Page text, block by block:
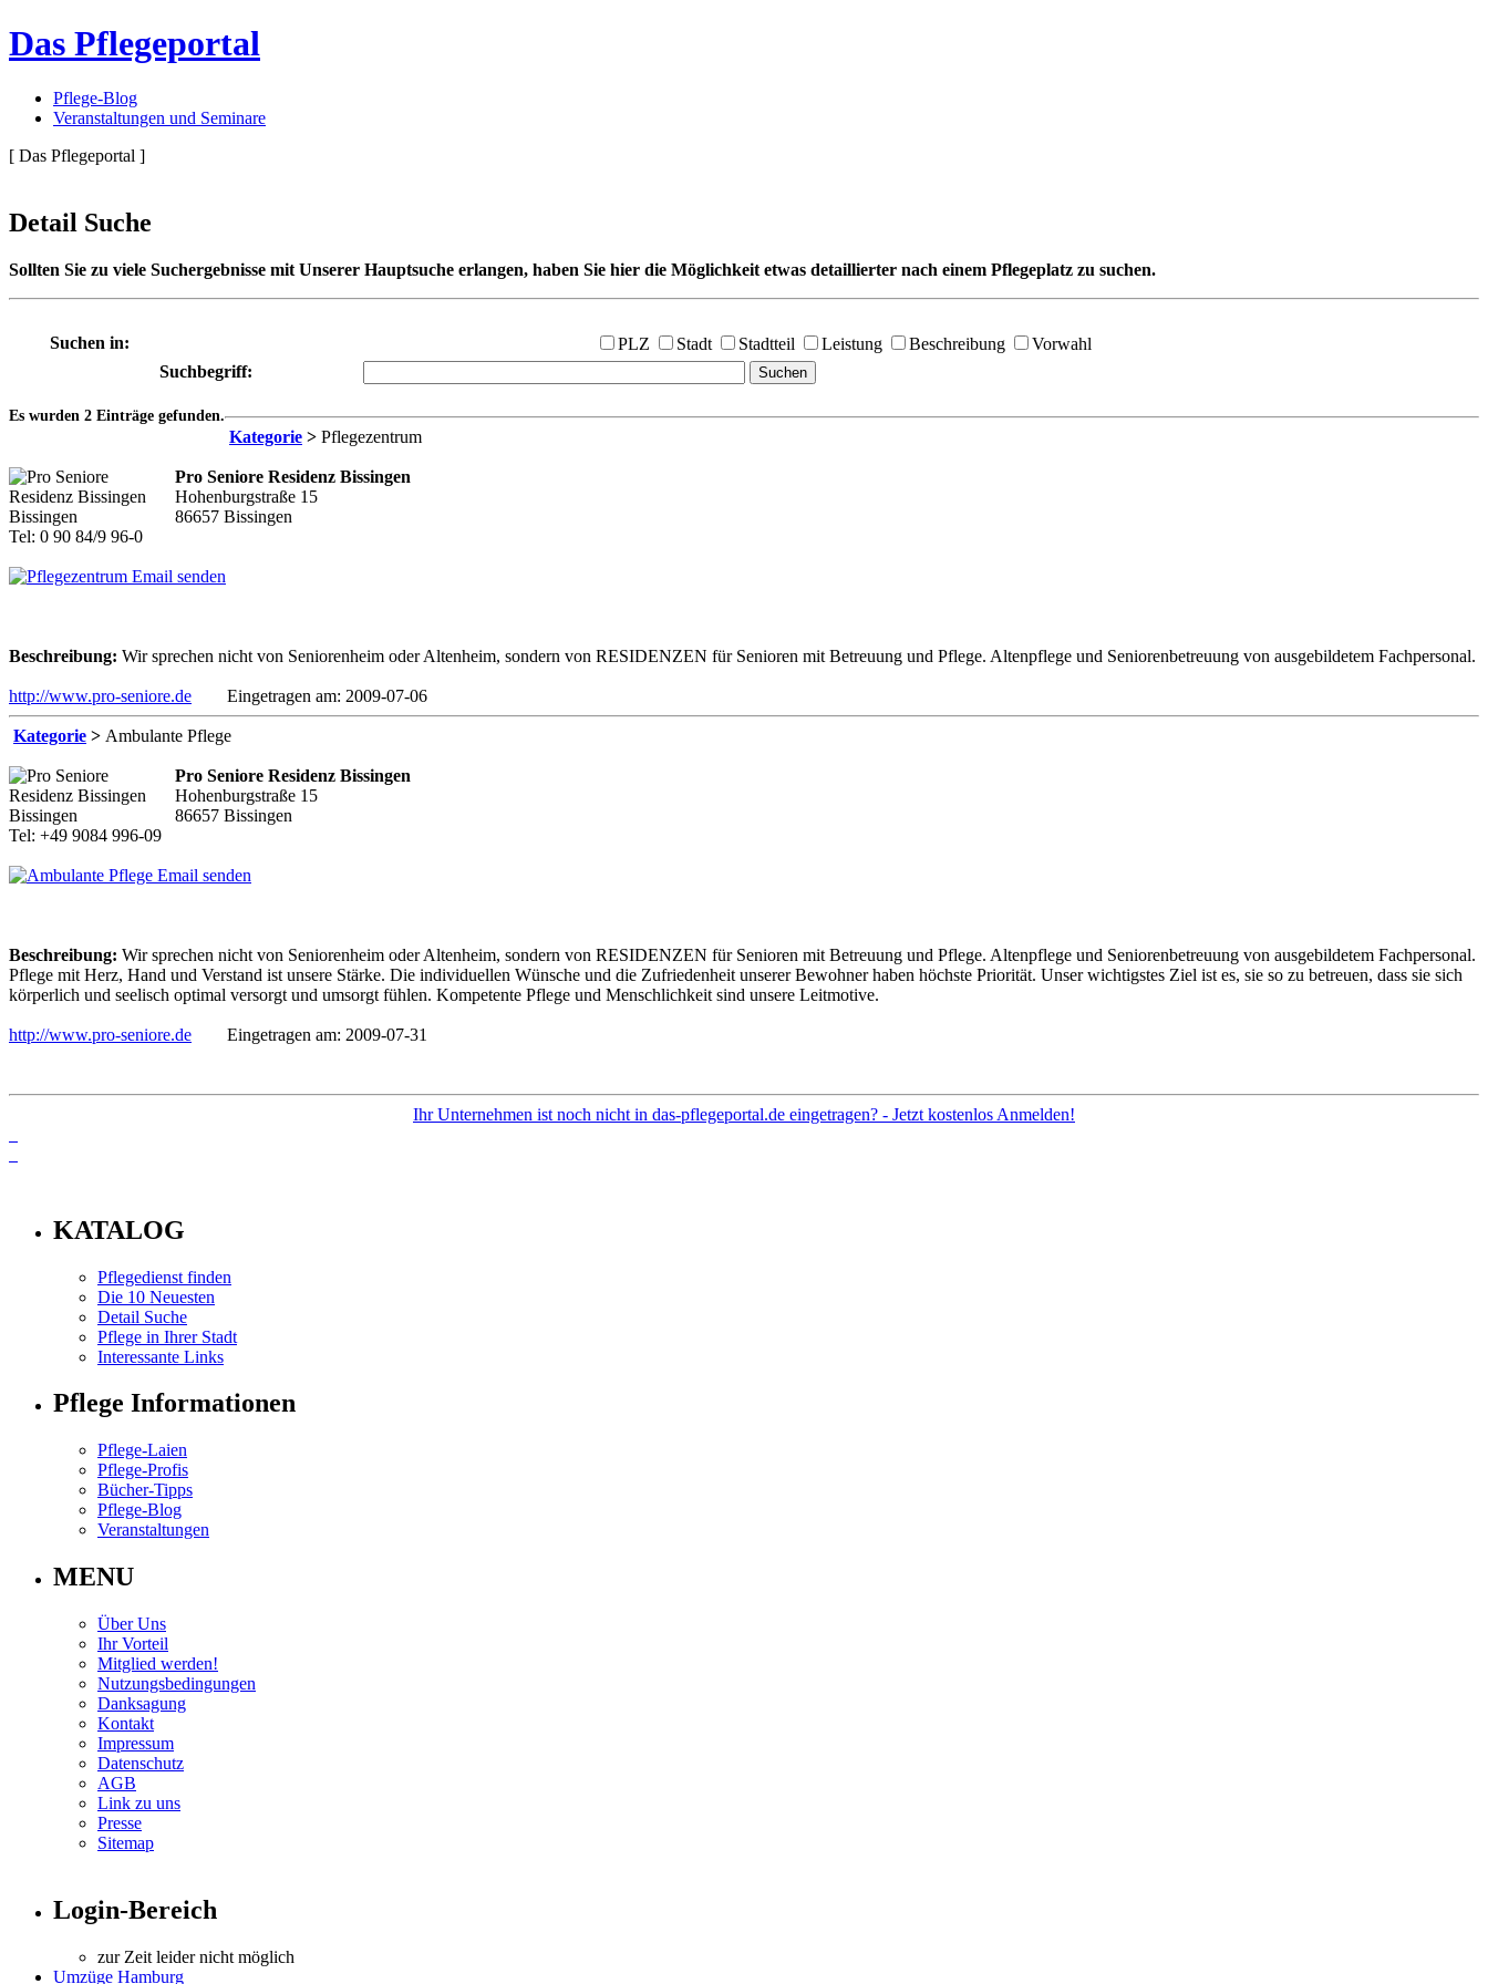
Das Pflegeportal
Pflege-Blog
Veranstaltungen und Seminare
[ Das Pflegeportal ]
Detail Suche
Sollten Sie zu viele Suchergebnisse mit Unserer Hauptsuche erlangen, haben Sie hier die Möglichkeit etwas detaillierter nach einem Pflegeplatz zu suchen.
Suchen in: PLZ Stadt Stadtteil Leistung Beschreibung
Vorwahl
Suchbegriff:
Es wurden 2 Einträge gefunden.
Kategorie > Pflegezentrum
Pro Seniore Residenz Bissingen
Hohenburgstraße 15
86657 Bissingen
Tel: 0 90 84/9 96-0
Email senden
Beschreibung: Wir sprechen nicht von Seniorenheim oder Altenheim, sondern von RESIDENZEN für Senioren mit Betreuung und Pflege. Altenpflege und Seniorenbetreuung von ausgebildetem Fachpersonal.
http://www.pro-seniore.de Eingetragen am: 2009-07-06
Kategorie > Ambulante Pflege
Pro Seniore Residenz Bissingen
Hohenburgstraße 15
86657 Bissingen
Tel: +49 9084 996-09
Email senden
Beschreibung: Wir sprechen nicht von Seniorenheim oder Altenheim, sondern von RESIDENZEN für Senioren mit Betreuung und Pflege. Altenpflege und Seniorenbetreuung von ausgebildetem Fachpersonal.
Pflege mit Herz, Hand und Verstand ist unsere Stärke. Die individuellen Wünsche und die Zufriedenheit unserer Bewohner haben höchste Priorität. Unser wichtigstes Ziel ist es, sie so zu betreuen, dass sie sich
körperlich und seelisch optimal versorgt und umsorgt fühlen. Kompetente Pflege und Menschlichkeit sind unsere Leitmotive.
http://www.pro-seniore.de Eingetragen am: 2009-07-31
Ihr Unternehmen ist noch nicht in das-pflegeportal.de eingetragen? - Jetzt kostenlos Anmelden!
KATALOG
Pflegedienst finden
Die 10 Neuesten
Detail Suche
Pflege in Ihrer Stadt
Interessante Links
Pflege Informationen
Pflege-Laien
Pflege-Profis
Bücher-Tipps
Pflege-Blog
Veranstaltungen
MENU
Über Uns
Ihr Vorteil
Mitglied werden!
Nutzungsbedingungen
Danksagung
Kontakt
Impressum
Datenschutz
AGB
Link zu uns
Presse
Sitemap
Login-Bereich
zur Zeit leider nicht möglich
Umzüge Hamburg